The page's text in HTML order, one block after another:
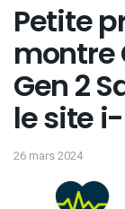
Petite
montre
Gen 2
le site
26 mars 2024